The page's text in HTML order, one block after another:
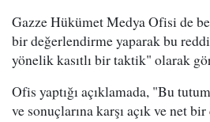
Gazze Hükümet Medya Ofisi de
bir değerlendirme yaparak bu
yönelik kasıtlı bir taktik" olarak
Ofis yaptığı açıklamada, "Bu
ve sonuçlarına karşı açık ve net